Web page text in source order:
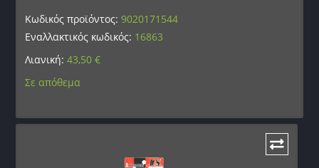
Κωδικός προϊόντος:9020171544
Εναλλακτικός κωδικός: 16863
Λιανική:43,50€
Σε απόθεμα